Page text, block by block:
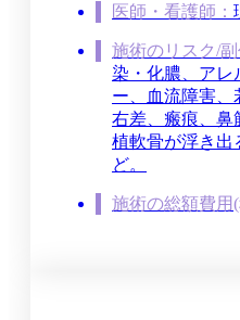
医師・看護師：
施術のリスク/副
染・化膿、アレ
ー、血流障害、
右差、瘢痕、鼻
植軟骨が浮き出
ど。
施術の総額費用(